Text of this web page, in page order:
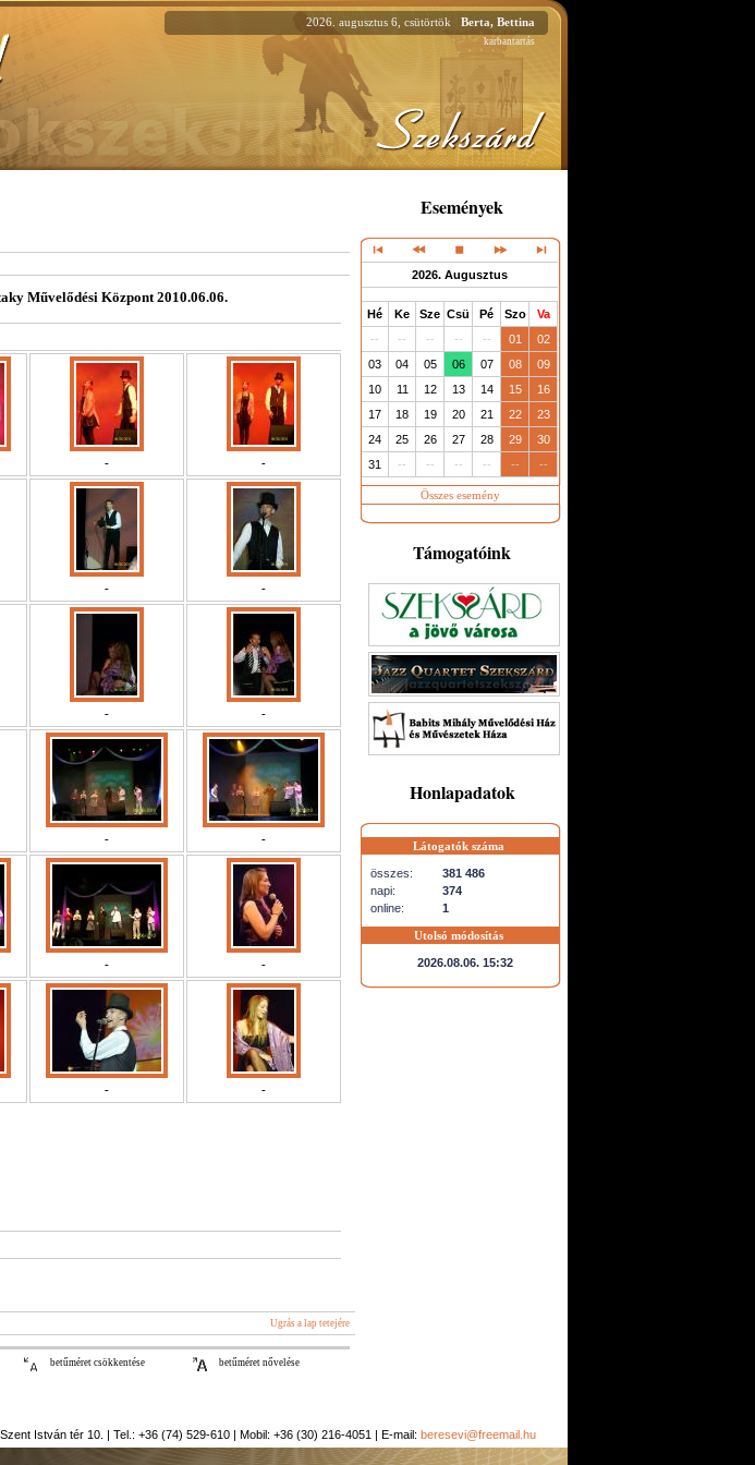
2026. augusztus 6, csütörtök Berta, Bettina
karbantartás
Művelődési Központ 2010.06.06.
- -
- -
- -
- -
- -
- -
Ugrás a lap tetejére
betűméret csökkentése betűméret nővelése
Események
2026. Augusztus
Hé Ke Sze Csü Pé Szo
Va
--
-- -- -- -- 01
02
03
04 05 06 07 08
09
10
11 12 13 14 15
16
17
18 19 20 21 22
23
24
25 26 27 28 29
30
31
-- -- -- -- -- --
Összes esemény
Támogatóink
Honlapadatok
Látogatók száma
összes:
381 486
napi:
374
online:
1
Utolsó módosítás
2026.08.06. 15:32
István tér 10. | Tel.: +36 (74) 529-610 | Mobil: +36 (30) 216-4051 | E-mail: beresevi@freemail.hu